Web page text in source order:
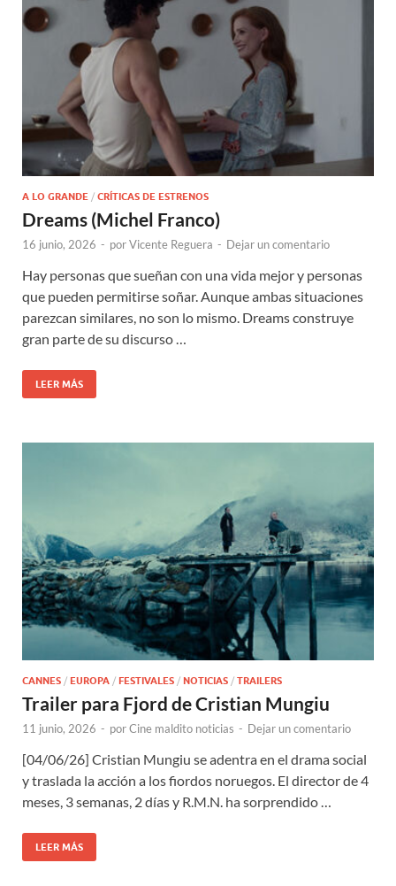
A LO GRANDE / CRÍTICAS DE ESTRENOS
Dreams (Michel Franco)
16 junio, 2026 - porVicente Reguera - Dejar un comentario
Hay personas que sueñan con una vida mejor y personas
que pueden permitirse soñar. Aunque ambas situaciones
parezcan similares, no son lo mismo. Dreams construye
gran parte de su discurso …
LEER MÁS
CANNES / EUROPA / FESTIVALES / NOTICIAS / TRAILERS
Trailer para Fjord de Cristian Mungiu
11 junio, 2026 - porCine maldito noticias - Dejar un comentario
[04/06/26] Cristian Mungiu se adentra en el drama social
y traslada la acción a los fiordos noruegos. El director de 4
meses, 3 semanas, 2 días y R.M.N. ha sorprendido …
LEER MÁS